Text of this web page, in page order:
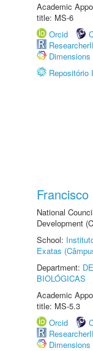
Academic
title: MS-6
Orcid
Dimensions
Repositório
National
Development
School:
Exatas
Department:
BIOLÓGICAS
Academic
title: MS-5.3
Orcid
Dimensions